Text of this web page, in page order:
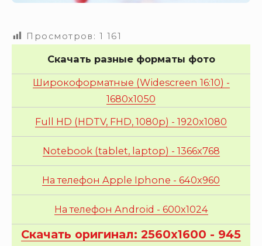
Просмотров: 1 161
Скачать оригинал: 2560x1600 - 945
Скачать разные форматы фото
Широкоформатные (Widescreen 16:10) -
1680x1050
Full HD (HDTV, FHD, 1080p) - 1920x1080
Notebook (tablet, laptop) - 1366x768
На телефон Apple Iphone - 640x960
На телефон Android - 600x1024